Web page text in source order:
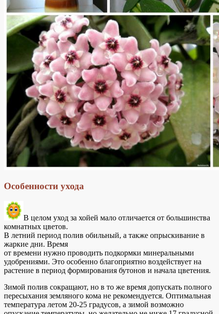
Особенности ухода
В целом уход за хойей мало отличается от большинства
комнатных цветов.
В летний период полив обильный, а также опрыскивание в
жаркие дни. Время
от времени нужно проводить подкормки минеральными
удобрениями. Это особенно благоприятно воздействует на
растение в период формирования бутонов и начала цветения.
Зимой полив сокращают, но в то же время допускать полного
пересыхания земляного кома не рекомендуется. Оптимальная
температура летом 20-25 градусов, а зимой возможно